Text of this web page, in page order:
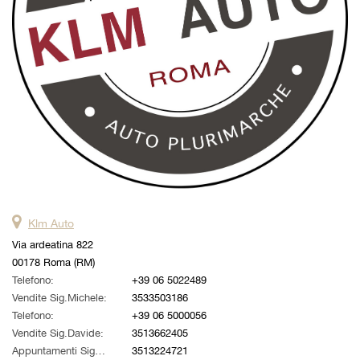
Klm Auto
Via ardeatina 822
00178 Roma (RM)
Telefono:
+39 06 5022489
Vendite Sig.Michele:
3533503186
Telefono:
+39 06 5000056
Vendite Sig.Davide:
3513662405
3513224721